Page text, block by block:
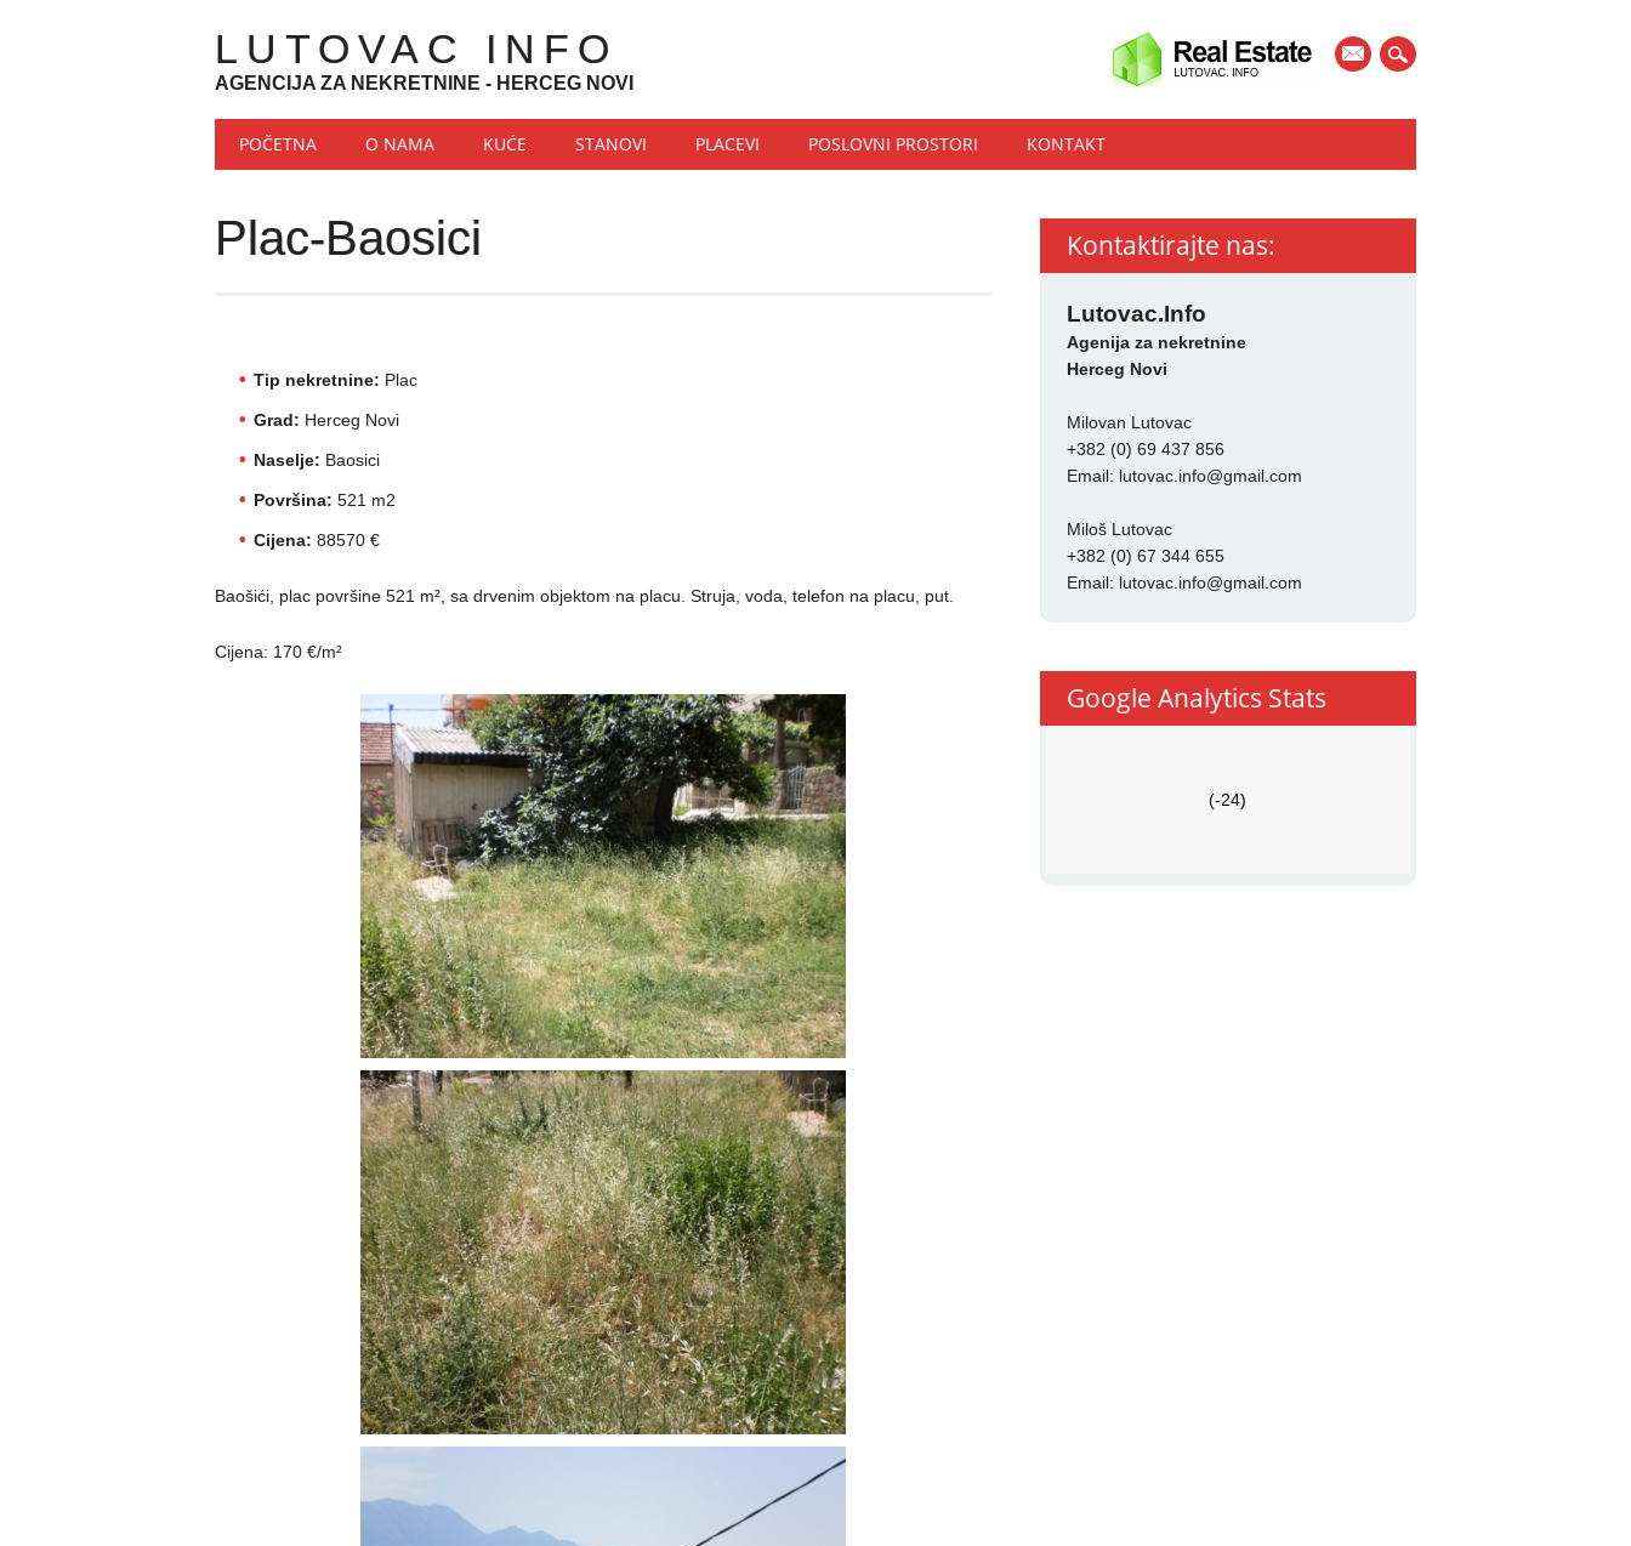
mail
LUTOVAC INFO
AGENCIJA ZA NEKRETNINE - HERCEG NOVI
Main menu
Skip to content
POČETNA O NAMA KUĆE STANOVI PLACEVI POSLOVNI PROSTORI KONTAKT
Plac-Baosici
Tip nekretnine: Plac
Grad: Herceg Novi
Naselje: Baosici
Površina: 521 m2
Cijena: 88570 €
Baošići, plac površine 521 m², sa drvenim objektom na placu. Struja, voda, telefon na placu, put.
Cijena: 170 €/m²
Kontaktirajte nas:
Lutovac.Info
Agenija za nekretnine
Herceg Novi
Milovan Lutovac
+382 (0) 69 437 856
Email: lutovac.info@gmail.com
Miloš Lutovac
+382 (0) 67 344 655
Email: lutovac.info@gmail.com
Google Analytics Stats
(-24)